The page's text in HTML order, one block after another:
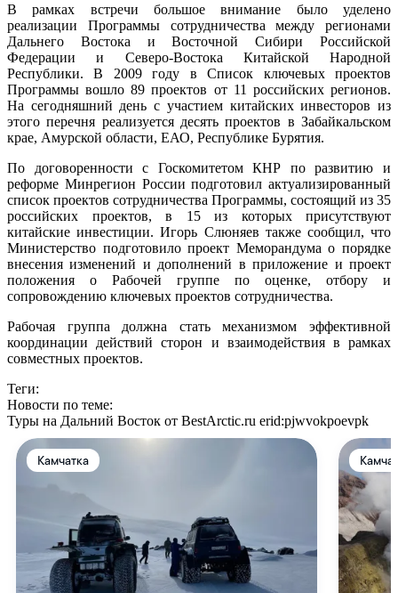
В рамках встречи большое внимание было уделено
реализации Программы сотрудничества между регионами
Дальнего Востока и Восточной Сибири Российской
Федерации и Северо-Востока Китайской Народной
Республики. В 2009 году в Список ключевых проектов
Программы вошло 89 проектов от 11 российских регионов.
На сегодняшний день с участием китайских инвесторов из
этого перечня реализуется десять проектов в Забайкальском
крае, Амурской области, ЕАО, Республике Бурятия.
По договоренности с Госкомитетом КНР по развитию и
реформе Минрегион России подготовил актуализированный
список проектов сотрудничества Программы, состоящий из 35
российских проектов, в 15 из которых присутствуют
китайские инвестиции. Игорь Слюняев также сообщил, что
Министерство подготовило проект Меморандума о порядке
внесения изменений и дополнений в приложение и проект
положения о Рабочей группе по оценке, отбору и
сопровождению ключевых проектов сотрудничества.
Рабочая группа должна стать механизмом эффективной
координации действий сторон и взаимодействия в рамках
совместных проектов.
Теги:
Новости по теме:
Туры на Дальний Восток от BestArctic.ru erid:pjwvokpoevpk